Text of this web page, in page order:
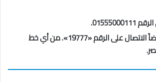
كما تستطيع أيضاً الاتصال على الرقم «19777». من أي خط